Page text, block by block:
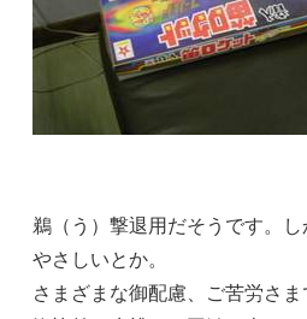
鵜（う）撃退用だそうです。
やさしいとか。
さまざまな御配慮、ご苦労さま